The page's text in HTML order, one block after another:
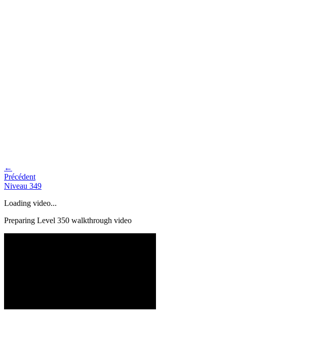
←
Précédent
Niveau 349
Loading video...
Preparing Level 350 walkthrough video